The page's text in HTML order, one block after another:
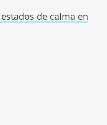
de calma en